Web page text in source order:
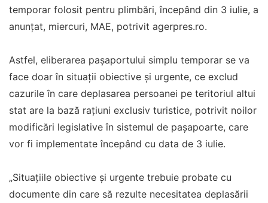
temporar folosit pentru plimbări, începând din 3 iulie, a
anunţat, miercuri, MAE, potrivit agerpres.ro.
Astfel, eliberarea paşaportului simplu temporar se va
face doar în situaţii obiective şi urgente, ce exclud
cazurile în care deplasarea persoanei pe teritoriul altui
stat are la bază raţiuni exclusiv turistice, potrivit noilor
modificări legislative în sistemul de paşapoarte, care
vor fi implementate începând cu data de 3 iulie.
„Situaţiile obiective şi urgente trebuie probate cu
documente din care să rezulte necesitatea deplasării